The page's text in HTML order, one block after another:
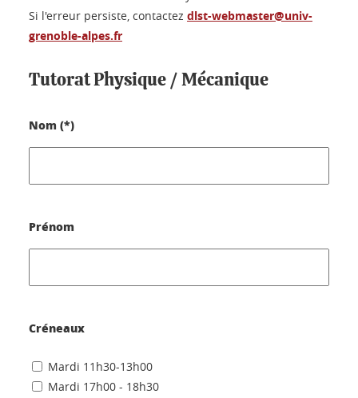
Si l'erreur persiste, contactez dlst-webmaster@univ-
grenoble-alpes.fr
Tutorat Physique / Mécanique
Nom (*)
Prénom
Créneaux
Mardi 11h30-13h00
Mardi 17h00 - 18h30